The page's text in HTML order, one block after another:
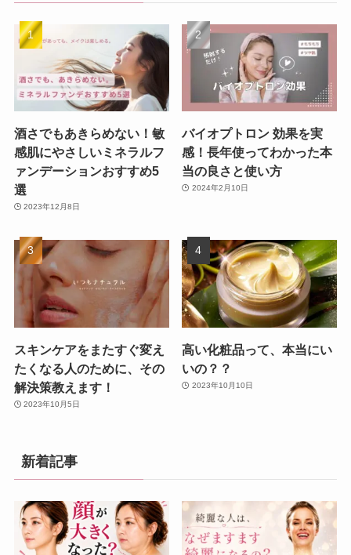
酒さでもあきらめない！敏
感肌にやさしいミネラルフ
ァンデーションおすすめ5
選
2023年12月8日
バイオプトロン 効果を実
感！長年使ってわかった本
当の良さと使い方
2024年2月10日
スキンケアをまたすぐ変え
たくなる人のために、その
解決策教えます！
2023年10月5日
高い化粧品って、本当にい
いの？？
2023年10月10日
新着記事